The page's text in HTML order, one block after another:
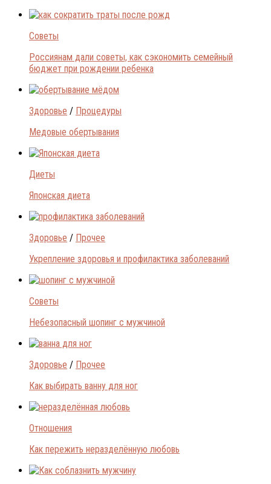
Советы
Россиянам дали советы, как сэкономить семейный
бюджет при рождении ребенка
Здоровье / Процедуры
Медовые обертывания
Диеты
Японская диета
Здоровье / Прочее
Укрепление здоровья и профилактика заболеваний
Советы
Небезопасный шопинг с мужчиной
Здоровье / Прочее
Как выбирать ванну для ног
Отношения
Как пережить неразделённую любовь